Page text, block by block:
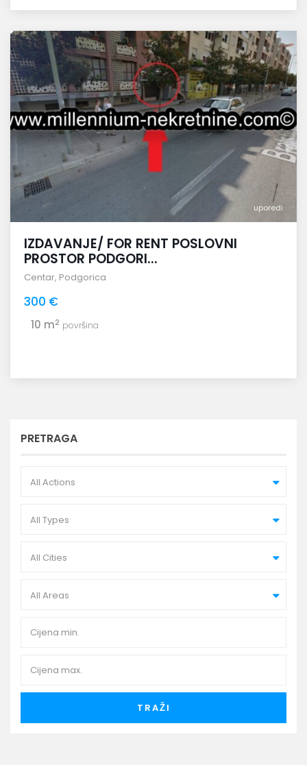
uporedi
IZDAVANJE/ FOR RENT POSLOVNI
PROSTOR PODGORI...
Centar, Podgorica
300 €
10 m2 površina
PRETRAGA
All Actions
All Types
All Cities
All Areas
TRAŽI